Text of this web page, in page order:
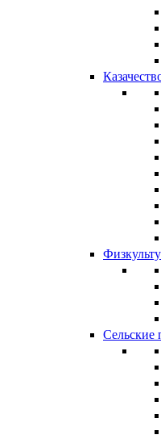
Сельские